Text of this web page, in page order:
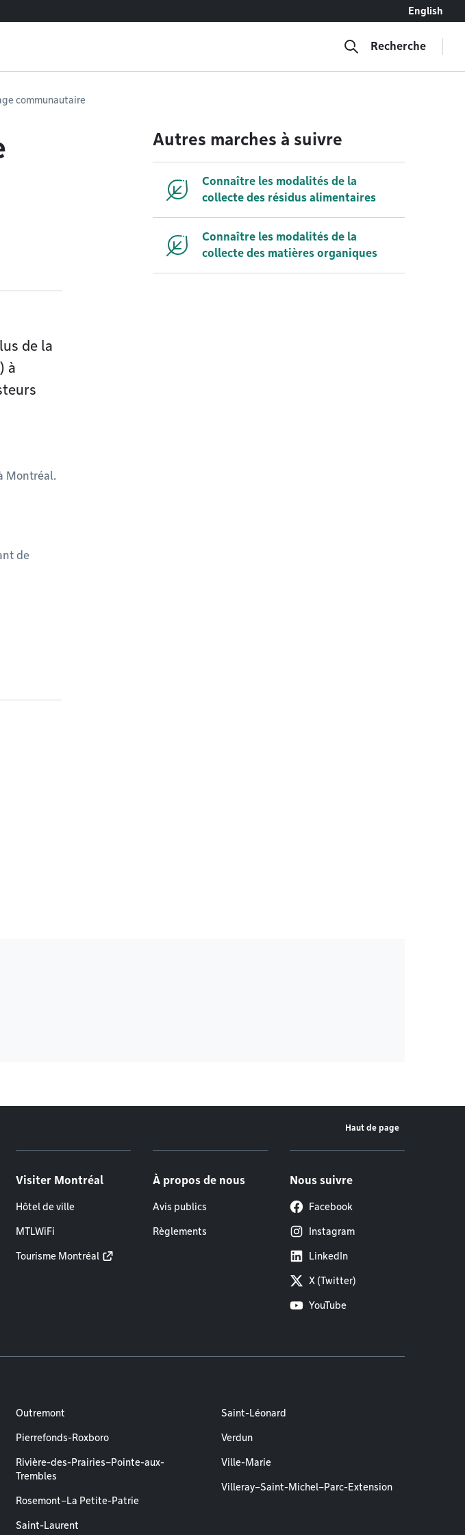
English
Recherche
communautaire
de la
à
Montréal.
de
Autres marches à suivre
Connaître les modalités de la
collecte des résidus alimentaires
Connaître les modalités de la
collecte des matières organiques
Haut de page
Visiter Montréal
Hôtel de ville
MTLWiFi
Tourisme Montréal
À propos de nous
Avis publics
Règlements
Nous suivre
Facebook
Instagram
LinkedIn
X (Twitter)
YouTube
Outremont
Pierrefonds-Roxboro
Rivière-des-Prairies–Pointe-aux-
Trembles
Rosemont–La Petite-Patrie
Saint-Laurent
Saint-Léonard
Verdun
Ville-Marie
Villeray–Saint-Michel–Parc-Extension